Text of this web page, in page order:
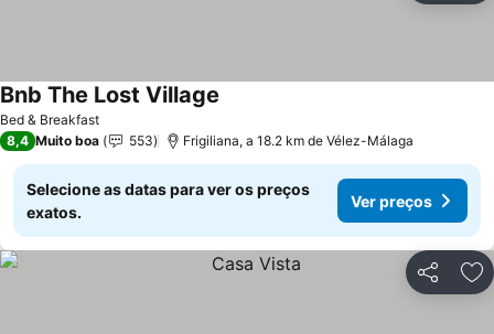
Bed & Breakfast
Bnb The Lost Village
8,4 Muito boa 553 Frigiliana, a 18.2 km de Vélez-Málaga
Selecione as datas para ver os preços
exatos.
Ver preços
Partilhar